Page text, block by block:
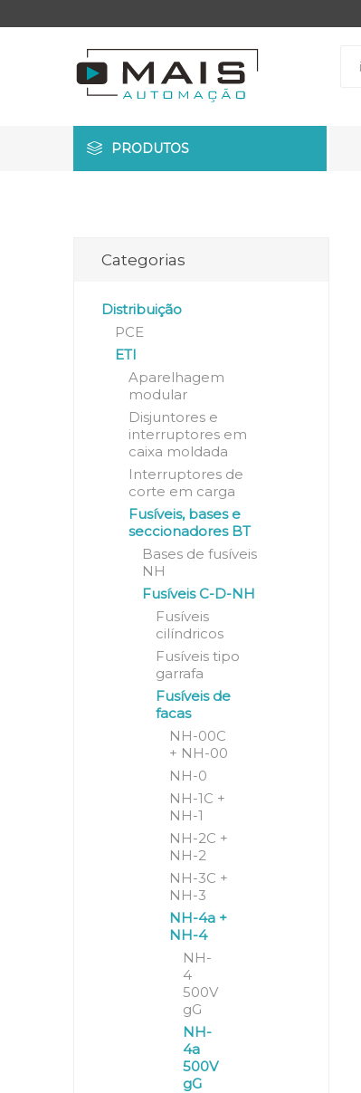
PRODUTOS
Categorias
Distribuição
PCE
ETI
Aparelhagem
modular
Disjuntores e
interruptores em
caixa moldada
Interruptores de
corte em carga
Fusíveis, bases e
seccionadores BT
Bases de fusíveis
NH
Fusíveis C-D-NH
Fusíveis
cilíndricos
Fusíveis tipo
garrafa
Fusíveis de
facas
NH-00C
+ NH-00
NH-0
NH-1C +
NH-1
NH-2C +
NH-2
NH-3C +
NH-3
NH-4a +
NH-4
NH-
4
500V
gG
NH-
4a
500V
gG